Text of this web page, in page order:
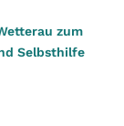
zum
Selbsthilfe